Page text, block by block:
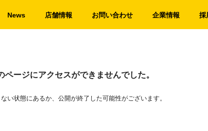
News 店舗情報 お問い合わせ 企業情報 採
ージにアクセスができませんでした。
い状態にあるか、公開が終了した可能性がございます。